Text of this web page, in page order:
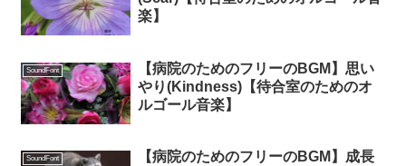
楽】
SoundFont
【病院のためのフリーのBGM】思い
やり(Kindness)【待合室のためのオ
ルゴール音楽】
SoundFont
【病院のためのフリーのBGM】成長